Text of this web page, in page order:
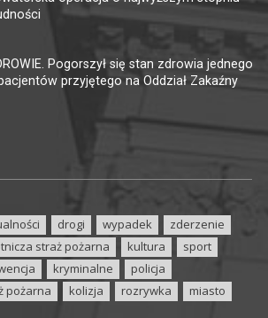
Pogorszył się stan zdrowia jednego
przyjętego na Oddział Zakaźny
drogi wypadek
zderzenie
straż pożarna kultura
sport
kryminalne
policja
pożarna
kolizja rozrywka miasto